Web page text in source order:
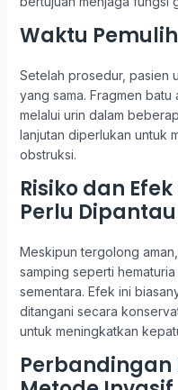
Waktu
Setelah prosedur, pasien
yang sama. Fragmen
melalui urin dalam
lanjutan diperlukan untuk
obstruksi.
Risiko dan
Perlu Dipantau
Meskipun tergolong
samping seperti
sementara. Efek ini
ditangani secara
untuk meningkatkan
Perbandingan